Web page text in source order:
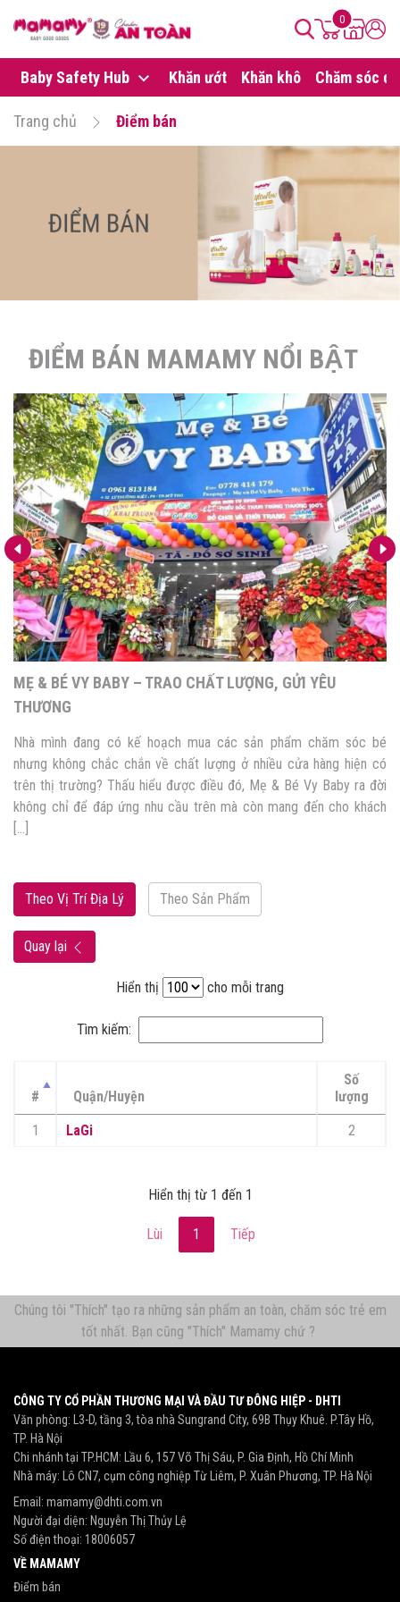
0
Baby Safety Hub Khăn ướt Khăn khô Chăm sóc da
Trang chủ Điểm bán
ĐIỂM BÁN MAMAMY NỔI BẬT
MẸ & BÉ VY BABY – TRAO CHẤT LƯỢNG, GỬI YÊU
THƯƠNG
Nhà mình đang có kế hoạch mua các sản phẩm chăm sóc bé
nhưng không chắc chắn về chất lượng ở nhiều cửa hàng hiện có
trên thị trường? Thấu hiểu được điều đó, Mẹ & Bé Vy Baby ra đời
không chỉ để đáp ứng nhu cầu trên mà còn mang đến cho khách
Theo Vị Trí Địa Lý Theo Sản Phẩm
Quay lại
Hiển thị cho mỗi trang
Tìm kiếm:
# Quận/Huyện
Số
lượng
1
LaGi 2
Hiển thị từ 1 đến 1
Lùi 1 Tiếp
Chúng tôi "Thích" tạo ra những sản phẩm an toàn, chăm sóc trẻ em
tốt nhất. Bạn cũng "Thích" Mamamy chứ ?
CÔNG TY CỔ PHẦN THƯƠNG MẠI VÀ ĐẦU TƯ ĐÔNG HIỆP - DHTI
Văn phòng: L3-D, tầng 3, tòa nhà Sungrand City, 69B Thụy Khuê. P.Tây Hồ,
TP. Hà Nội
Chi nhánh tại TP.HCM: Lầu 6, 157 Võ Thị Sáu, P. Gia Định, Hồ Chí Minh
Nhà máy: Lô CN7, cụm công nghiệp Từ Liêm, P. Xuân Phương, TP. Hà Nội
Email: mamamy@dhti.com.vn
Người đại diện: Nguyễn Thị Thủy Lệ
Số điện thoại: 18006057
VỀ MAMAMY
Điểm bán